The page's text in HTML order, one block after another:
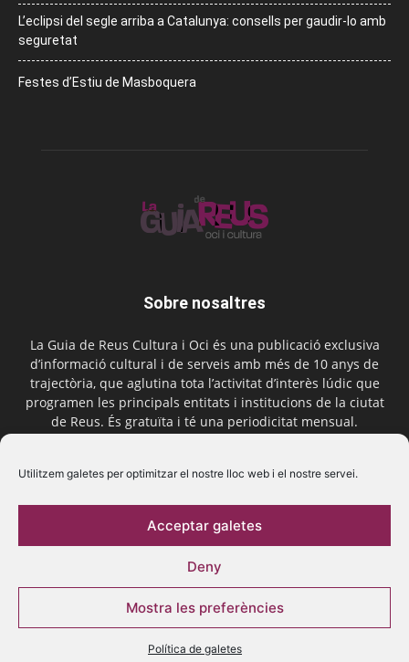
Utilitzem galetes per optimitzar el nostre lloc web i el nostre servei.
Acceptar galetes
Deny
Mostra les preferències
Política de galetes
L’eclipsi del segle arriba a Catalunya: consells per gaudir-lo amb
seguretat
Festes d’Estiu de Masboquera
Sobre nosaltres
La Guia de Reus Cultura i Oci és una publicació exclusiva
d’informació cultural i de serveis amb més de 10 anys de
trajectòria, que aglutina tota l’activitat d’interès lúdic que
programen les principals entitats i institucions de la ciutat
de Reus. És gratuïta i té una periodicitat mensual.
Segueix-nos
© 2016 La Guia de Reus | Creada per Be Marketing